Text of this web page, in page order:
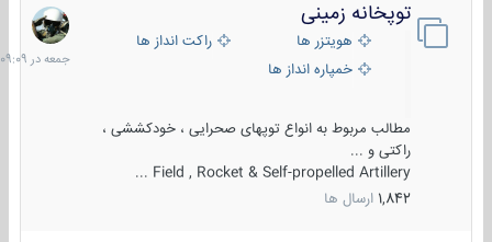
توپخانه زمینی
هویتزر ها
راکت انداز ها
خمپاره انداز ها
مطالب مربوط به انواع توپهای صحرایی ، خودکششی ،
راکتی و ...
Field , Rocket & Self-propelled Artillery ...
1,842 ارسال ها
جمعه
در
09:09